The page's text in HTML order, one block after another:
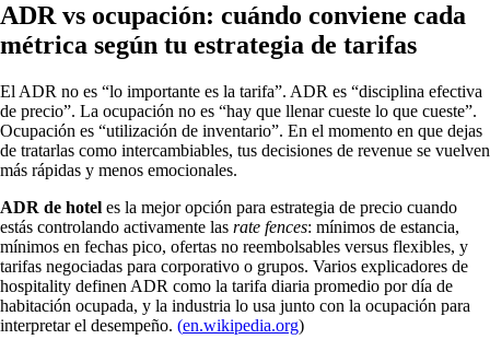
ADR vs ocupación: cuándo conviene cada
métrica según tu estrategia de tarifas
El ADR no es “lo importante es la tarifa”. ADR es “disciplina efectiva
de precio”. La ocupación no es “hay que llenar cueste lo que cueste”.
Ocupación es “utilización de inventario”. En el momento en que dejas
de tratarlas como intercambiables, tus decisiones de revenue se vuelven
más rápidas y menos emocionales.
ADR de hotel es la mejor opción para estrategia de precio cuando
estás controlando activamente las rate fences: mínimos de estancia,
mínimos en fechas pico, ofertas no reembolsables versus flexibles, y
tarifas negociadas para corporativo o grupos. Varios explicadores de
hospitality definen ADR como la tarifa diaria promedio por día de
habitación ocupada, y la industria lo usa junto con la ocupación para
interpretar el desempeño. (en.wikipedia.org)